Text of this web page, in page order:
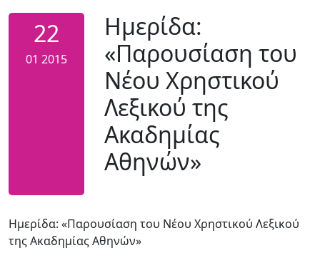
Ημερίδα:
«Παρουσίαση του
Νέου Χρηστικού
Λεξικού της
Ακαδημίας
Αθηνών»
22
01 2015
Ημερίδα: «Παρουσίαση του Νέου Χρηστικού Λεξικού
της Ακαδημίας Αθηνών»